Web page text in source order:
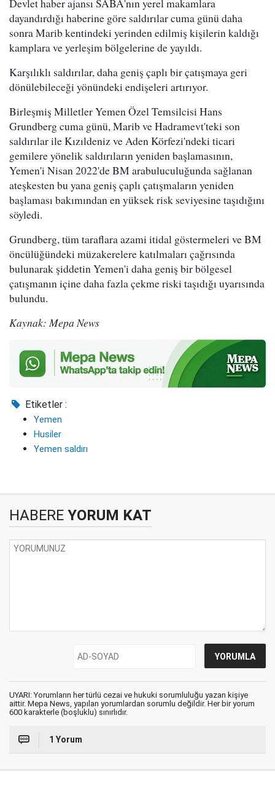
Devlet haber ajansı SABA'nın yerel makamlara
dayandırdığı haberine göre saldırılar cuma günü daha
sonra Marib kentindeki yerinden edilmiş kişilerin kaldığı
kamplara ve yerleşim bölgelerine de yayıldı.
Karşılıklı saldırılar, daha geniş çaplı bir çatışmaya geri
dönülebileceği yönündeki endişeleri artırıyor.
Birleşmiş Milletler Yemen Özel Temsilcisi Hans
Grundberg cuma günü, Marib ve Hadramevt'teki son
saldırılar ile Kızıldeniz ve Aden Körfezi'ndeki ticari
gemilere yönelik saldırıların yeniden başlamasının,
Yemen'i Nisan 2022'de BM arabuluculuğunda sağlanan
ateşkesten bu yana geniş çaplı çatışmaların yeniden
başlaması bakımından en yüksek risk seviyesine taşıdığını
söyledi.
Grundberg, tüm taraflara azami itidal göstermeleri ve BM
öncülüğündeki müzakerelere katılmaları çağrısında
bulunarak şiddetin Yemen'i daha geniş bir bölgesel
çatışmanın içine daha fazla çekme riski taşıdığı uyarısında
bulundu.
Kaynak: Mepa News
Etiketler :
Yemen
Husiler
Yemen saldırı
HABERE YORUM KAT
UYARI: Yorumların her türlü cezai ve hukuki sorumluluğu yazan kişiye
aittir. Mepa News, yapılan yorumlardan sorumlu değildir. Her bir yorum
600 karakterle (boşluklu) sınırlıdır.
1 Yorum